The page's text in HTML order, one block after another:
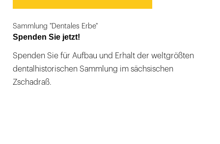
Sammlung "Dentales Erbe"
Spenden Sie jetzt!
Spenden Sie für Aufbau und Erhalt der weltgrößten
dentalhistorischen Sammlung im sächsischen
Zschadraß.